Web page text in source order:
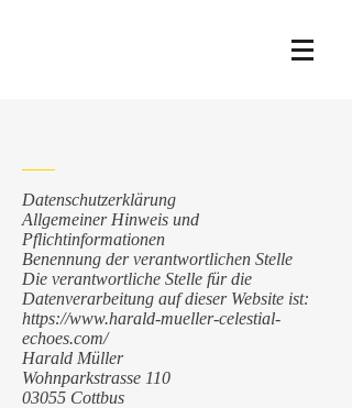
Datenschutzerklärung
Allgemeiner Hinweis und
Pflichtinformationen
Benennung der verantwortlichen Stelle
Die verantwortliche Stelle für die
Datenverarbeitung auf dieser Website ist:
https://www.harald-mueller-celestial-
echoes.com/
Harald Müller
Wohnparkstrasse 110
03055 Cottbus